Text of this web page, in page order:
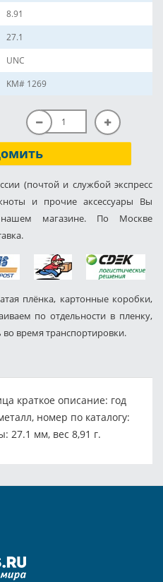
8.91
27.1
UNC
KM# 1269
(почтой и службой экспресс
и прочие аксессуары Вы
магазине. По Москве
плёнка, картонные коробки,
по отдельности в пленку,
во время транспортировки.
краткое описание: год
номер по каталогу:
27.1 мм, вес 8,91 г.